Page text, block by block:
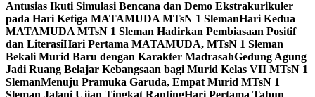
Antusias Ikuti Simulasi Bencana dan Demo Ekstrakurikuler
pada Hari Ketiga MATAMUDA MTsN 1 SlemanHari Kedua
MATAMUDA MTsN 1 Sleman Hadirkan Pembiasaan Positif
dan LiterasiHari Pertama MATAMUDA, MTsN 1 Sleman
Bekali Murid Baru dengan Karakter MadrasahGedung Agung
Jadi Ruang Belajar Kebangsaan bagi Murid Kelas VII MTsN 1
SlemanMenuju Pramuka Garuda, Empat Murid MTsN 1
Sleman Jalani Ujian Tingkat RantingHari Pertama Tahun